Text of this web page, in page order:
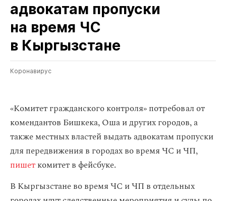
адвокатам пропуски
на время ЧС
в Кыргызстане
Коронавирус
«Комитет гражданского контроля» потребовал от
комендантов Бишкека, Оша и других городов, а
также местных властей выдать адвокатам пропуски
для передвижения в городах во время ЧС и ЧП,
пишеткомитет в фейсбуке.
В Кыргызстане во время ЧС и ЧП в отдельных